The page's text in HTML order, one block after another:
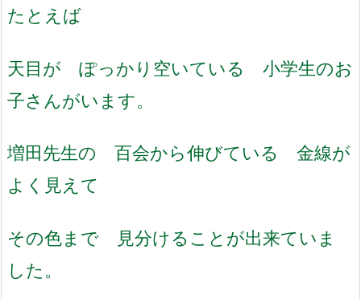
たとえば
天目が ぽっかり空いている 小学生のお
子さんがいます。
増田先生の 百会から伸びている 金線が
よく見えて
その色まで 見分けることが出来ていま
した。